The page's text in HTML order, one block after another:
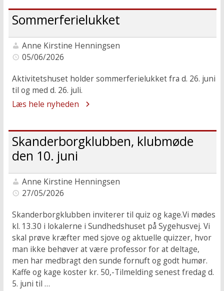
Sommerferielukket
Anne Kirstine Henningsen
05/06/2026
Aktivitetshuset holder sommerferielukket fra d. 26. juni
til og med d. 26. juli.
Læs hele nyheden
Skanderborgklubben, klubmøde
den 10. juni
Anne Kirstine Henningsen
27/05/2026
Skanderborgklubben inviterer til quiz og kage.Vi mødes
kl. 13.30 i lokalerne i Sundhedshuset på Sygehusvej. Vi
skal prøve kræfter med sjove og aktuelle quizzer, hvor
man ikke behøver at være professor for at deltage,
men har medbragt den sunde fornuft og godt humør.
Kaffe og kage koster kr. 50,-Tilmelding senest fredag d.
5. juni til …